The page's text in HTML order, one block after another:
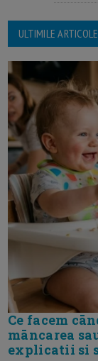
ULTIMILE ARTICOLE
Ce facem
māncarea
explicatii si